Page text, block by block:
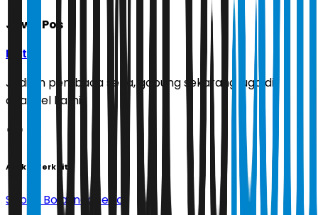
Jawa Pos
Ikuti
Jadilah pembaca setia, gabung sekarang juga di
channel kami!
Artikel Terkait
Sepak Bola Indonesia